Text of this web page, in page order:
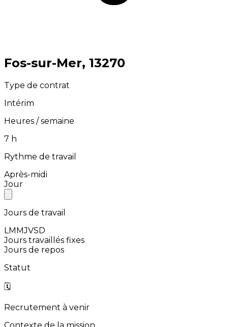
⁨Fos-sur-Mer⁩, ⁨13270⁩
Type de contrat
Intérim
Heures / semaine
⁨7⁩ h
Rythme de travail
Après-midi
Jour
Jours de travail
LMMJVSD
Jours travaillés fixes
Jours de repos
Statut
🗓️
Recrutement à venir